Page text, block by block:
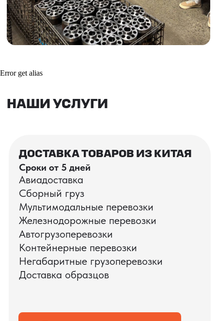
Error get alias
Получить консультацию
Посмотреть отгрузки
ВАШИ ЗАКАЗЫ
проверок товаров, работы склада,
упаковки и отправки оптовых партий
ЗАПРОСИТЬ ВИДЕО